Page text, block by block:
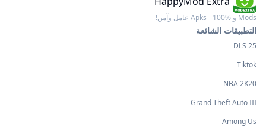
Mods و Apks - 100% عامل وآمن!
التطبيقات الشائعة
DLS 25
Tiktok
NBA 2K20
Grand Theft Auto III
Among Us